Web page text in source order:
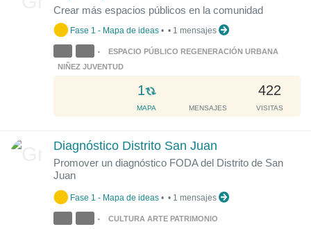
n
g
.
.
Crear más espacios públicos en la comunidad
Fase 1 - Mapa de ideas •
•
ESPACIO PÚBLICO REGENERACIÓN URBANA
NIÑEZ JUVENTUD
1
L
o
a
i
n
.
MAPA MENSAJES
422
VISITAS
• 1 mensajes
Diagnóstico Distrito San Juan
Promover un diagnóstico FODA del Distrito de San
Juan
Fase 1 - Mapa de ideas •
•
CULTURA ARTE PATRIMONIO
• 1 mensajes